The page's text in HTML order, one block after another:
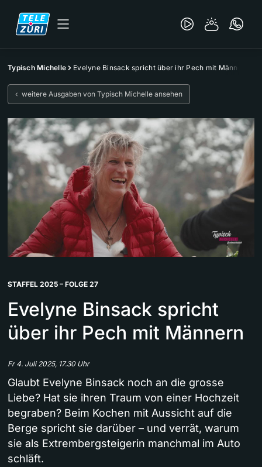
Typisch Michelle Evelyne Binsack spricht über ihr Pech mit Männern
‹ weitere Ausgaben von Typisch Michelle ansehen
STAFFEL 2025 – FOLGE 27
Evelyne Binsack spricht
über ihr Pech mit Männern
Fr 4. Juli 2025, 17.30 Uhr
Glaubt Evelyne Binsack noch an die grosse
Liebe? Hat sie ihren Traum von einer Hochzeit
begraben? Beim Kochen mit Aussicht auf die
Berge spricht sie darüber – und verrät, warum
sie als Extrembergsteigerin manchmal im Auto
schläft.